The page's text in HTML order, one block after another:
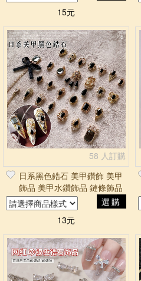
15元
58 人訂購
日系黑色鋯石 美甲鑽飾 美甲
飾品 美甲水鑽飾品 鏈條飾品
選購
13元